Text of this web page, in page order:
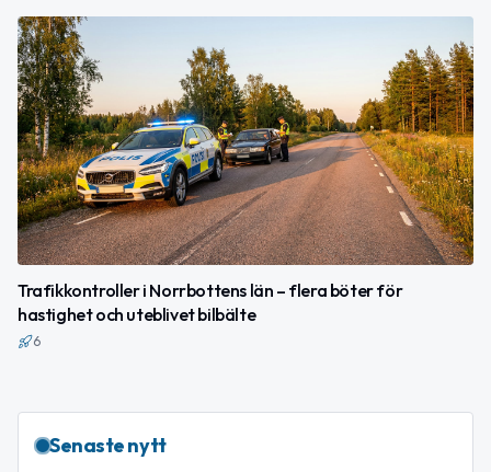
Trafikkontroller i Norrbottens län – flera böter för
hastighet och uteblivet bilbälte
6
Senaste nytt